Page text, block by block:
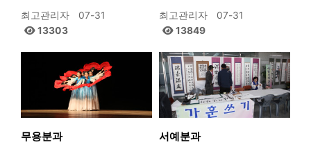
최고관리자
07-31
13303
최고관리자
07-31
13849
무용분과 서예분과